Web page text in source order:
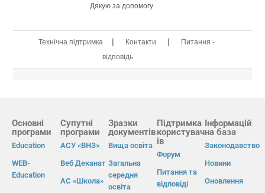
Дякую за допомогу
Технічна підтримка | Контакти |
Питання -
відповідь
Основні
програми
Education
WEB-
Education
Супутні
програми
АСУ «ВНЗ»
Веб Деканат
АС «Школа»
Зразки
документів
Вища освіта
Загальна
середня
освіта
Підтримка
користувач
ів
Форум
Питання та
відповіді
Інформацій
на база
Законодавство
Новини
Оновлення